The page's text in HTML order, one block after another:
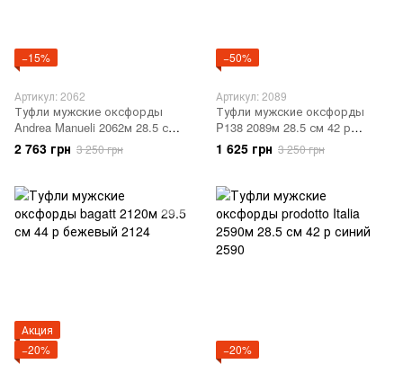
−15%
Артикул: 2062
Туфли мужские оксфорды
Andrea Manueli 2062м 28.5 см
42 р баклажановый 2062
2 763 грн 3 250 грн
−50%
Артикул: 2089
Туфли мужские оксфорды
P138 2089м 28.5 см 42 р
темно-синий 2089
1 625 грн 3 250 грн
Акция
−20%
−20%